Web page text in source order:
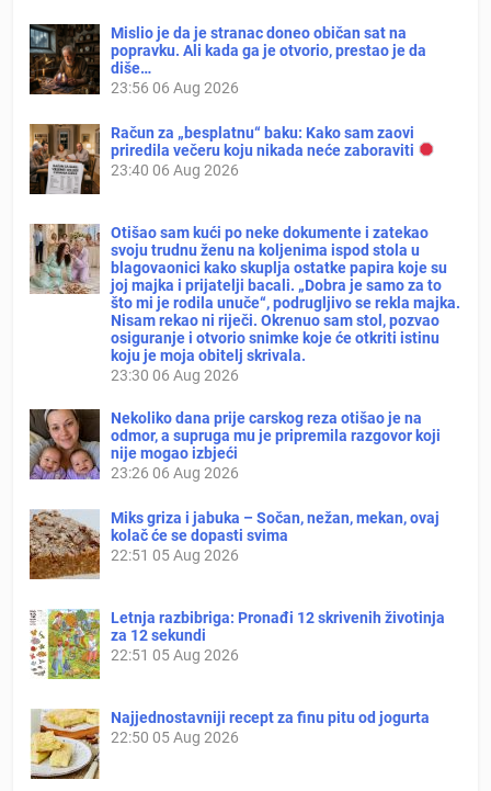
Mislio je da je stranac doneo običan sat na
popravku. Ali kada ga je otvorio, prestao je da
diše…
23:56 06 Aug 2026
Račun za „besplatnu“ baku: Kako sam zaovi
priredila večeru koju nikada neće zaboraviti
23:40 06 Aug 2026
Otišao sam kući po neke dokumente i zatekao
svoju trudnu ženu na koljenima ispod stola u
blagovaonici kako skuplja ostatke papira koje su
joj majka i prijatelji bacali. „Dobra je samo za to
što mi je rodila unuče“, podrugljivo se rekla majka.
Nisam rekao ni riječi. Okrenuo sam stol, pozvao
osiguranje i otvorio snimke koje će otkriti istinu
koju je moja obitelj skrivala.
23:30 06 Aug 2026
Nekoliko dana prije carskog reza otišao je na
odmor, a supruga mu je pripremila razgovor koji
nije mogao izbjeći
23:26 06 Aug 2026
Miks griza i jabuka – Sočan, nežan, mekan, ovaj
kolač će se dopasti svima
22:51 05 Aug 2026
Letnja razbibriga: Pronađi 12 skrivenih životinja
za 12 sekundi
22:51 05 Aug 2026
Najjednostavniji recept za finu pitu od jogurta
22:50 05 Aug 2026